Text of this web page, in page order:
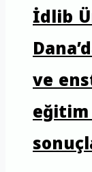
İdlib
ve
eğitim